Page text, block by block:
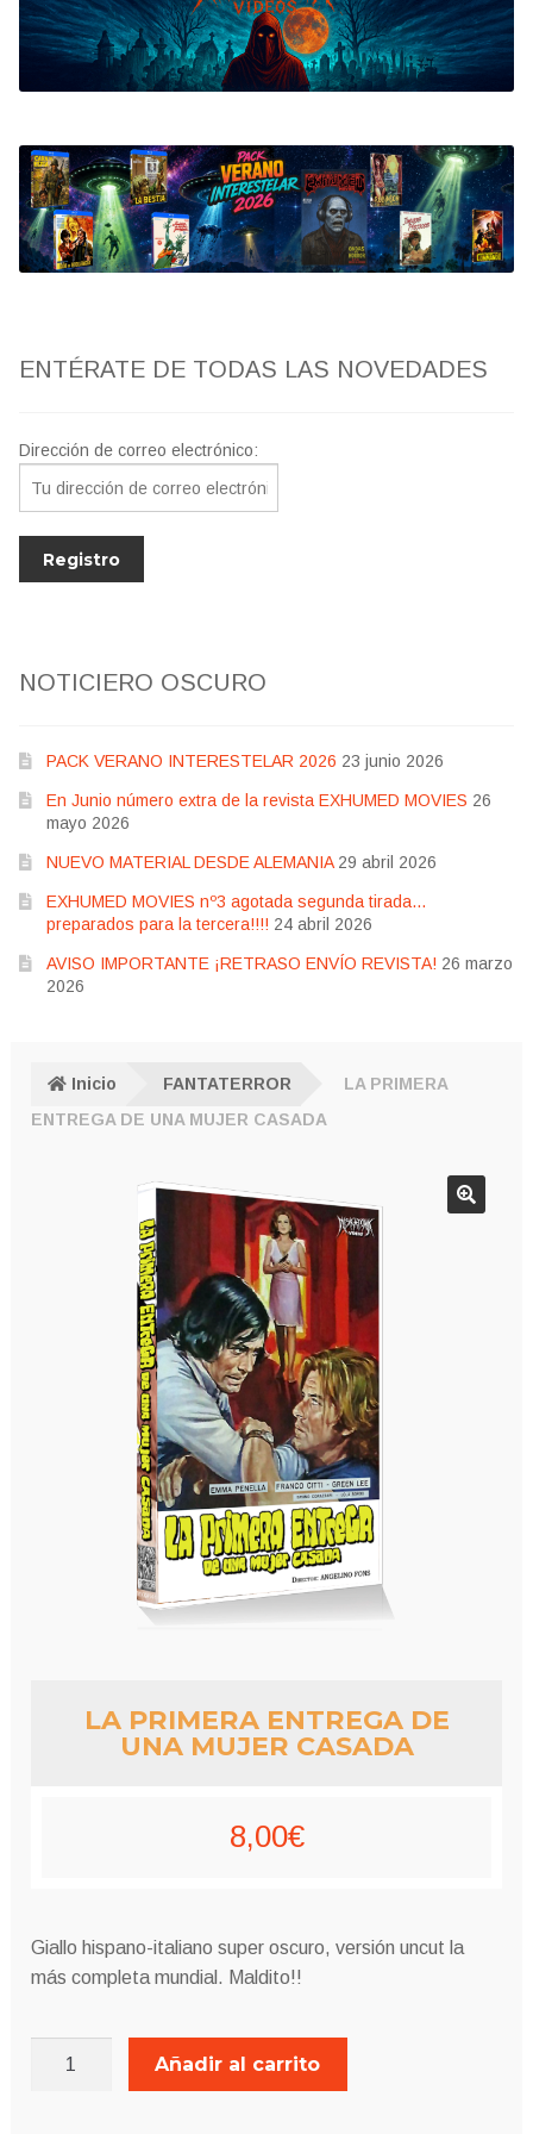
Bluray
Clasificada S
artwork
fantaterror
Jesús Franco
ENTÉRATE DE TODAS LAS NOVEDADES
Dirección de correo electrónico:
NOTICIERO OSCURO
PACK VERANO INTERESTELAR 2026 23 junio 2026
En Junio número extra de la revista EXHUMED MOVIES 26
mayo 2026
NUEVO MATERIAL DESDE ALEMANIA 29 abril 2026
EXHUMED MOVIES nº3 agotada segunda tirada…
preparados para la tercera!!!! 24 abril 2026
AVISO IMPORTANTE ¡RETRASO ENVÍO REVISTA! 26 marzo
2026
Inicio FANTATERROR
LA PRIMERA
ENTREGA DE UNA MUJER CASADA
LA PRIMERA ENTREGA DE
UNA MUJER CASADA
8,00€
Giallo hispano-italiano super oscuro, versión uncut la
más completa mundial. Maldito!!
Añadir al carrito